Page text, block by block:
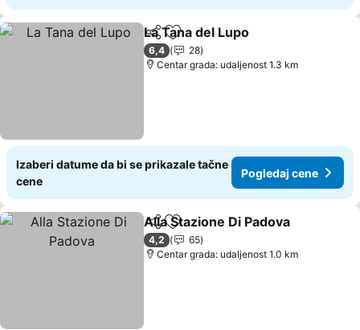
Deli Dodati u favorite
La Tana del Lupo
6,4
28
Centar grada: udaljenost 1.3 km
Izaberi datume da bi se prikazale tačne
cene
Pogledaj cene
Deli Dodati u favorite
Alla Stazione Di Padova
4,2
65
Centar grada: udaljenost 1.0 km